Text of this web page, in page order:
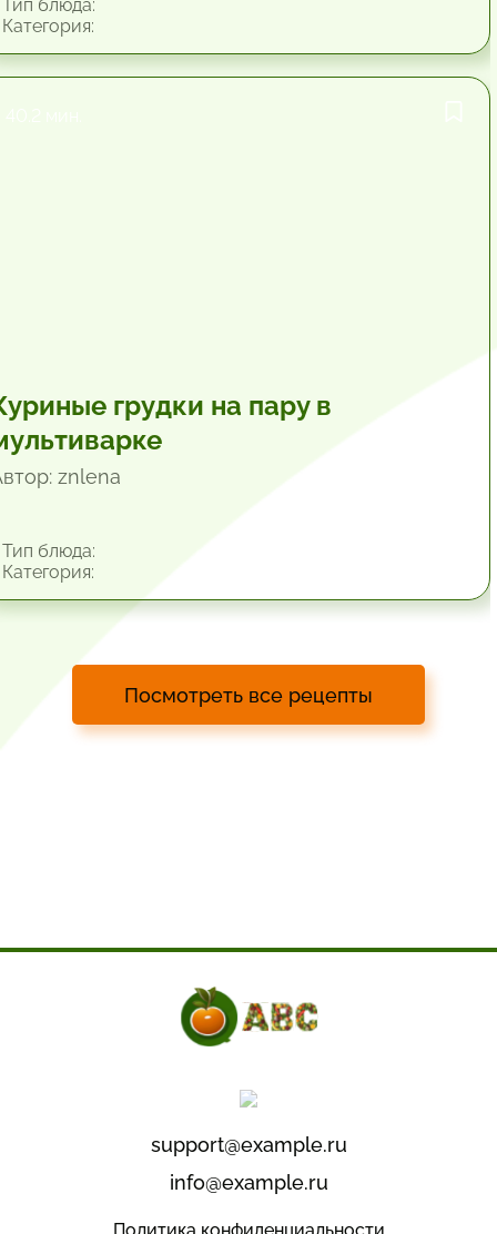
блюда:
грудки на пару в
znlena
блюда:
Посмотреть все рецепты
support@example.ru
info@example.ru